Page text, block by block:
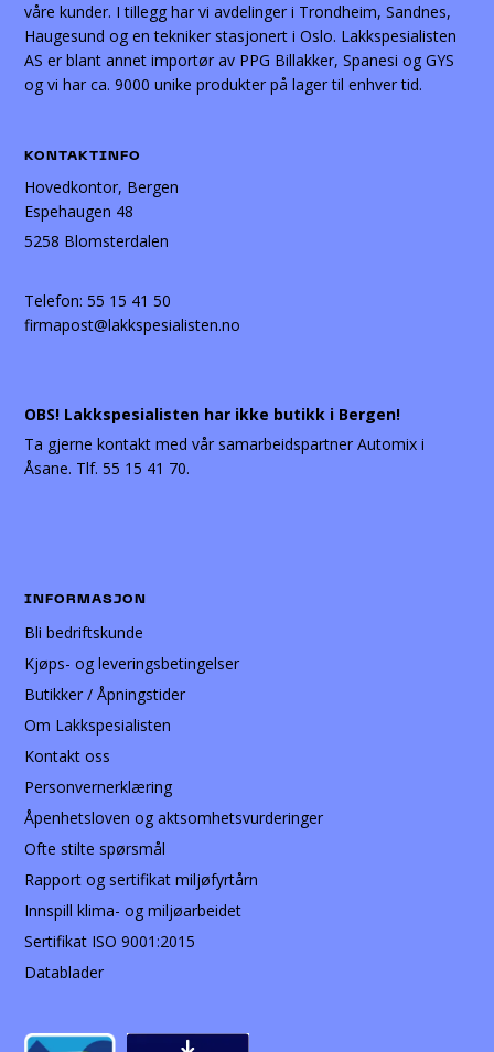
våre kunder. I tillegg har vi avdelinger i Trondheim, Sandnes,
Haugesund og en tekniker stasjonert i Oslo. Lakkspesialisten
AS er blant annet importør av PPG Billakker, Spanesi og GYS
og vi har ca. 9000 unike produkter på lager til enhver tid.
KONTAKTINFO
Hovedkontor, Bergen
Espehaugen 48
5258 Blomsterdalen
Telefon:55 15 41 50
firmapost@lakkspesialisten.no
OBS! Lakkspesialisten har ikke butikk i Bergen!
Ta gjerne kontakt med vår samarbeidspartner Automix i
Åsane. Tlf. 55 15 41 70.
INFORMASJON
Bli bedriftskunde
Kjøps- og leveringsbetingelser
Butikker / Åpningstider
Om Lakkspesialisten
Kontakt oss
Personvernerklæring
Åpenhetsloven og aktsomhetsvurderinger
Ofte stilte spørsmål
Rapport og sertifikat miljøfyrtårn
Innspill klima- og miljøarbeidet
Sertifikat ISO 9001:2015
Datablader